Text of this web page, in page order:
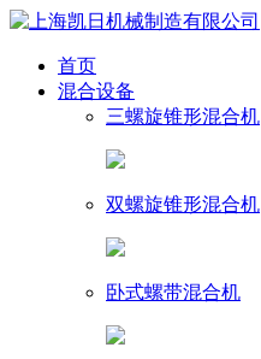
首页
混合设备
三螺旋锥形混合机
双螺旋锥形混合机
卧式螺带混合机